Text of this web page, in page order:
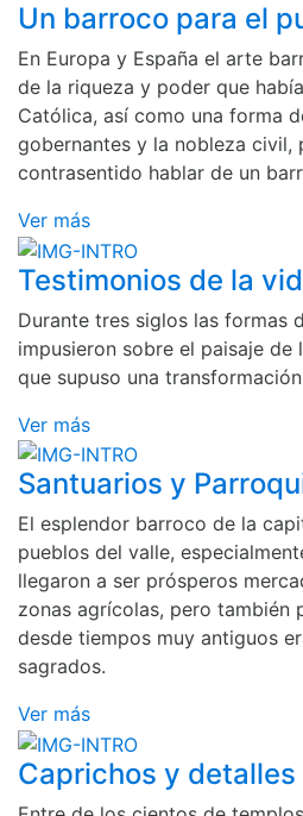
Un barroco para el
En Europa y España el arte
de la riqueza y poder que
Católica, así como una forma
gobernantes y la nobleza civil,
contrasentido hablar de un
Ver más
Testimonios de la
Durante tres siglos las formas
impusieron sobre el paisaje de
que supuso una
Ver más
Santuarios y
El esplendor barroco de la
pueblos del valle,
llegaron a ser prósperos
zonas agrícolas, pero también
desde tiempos muy antiguos
sagrados.
Ver más
Caprichos y